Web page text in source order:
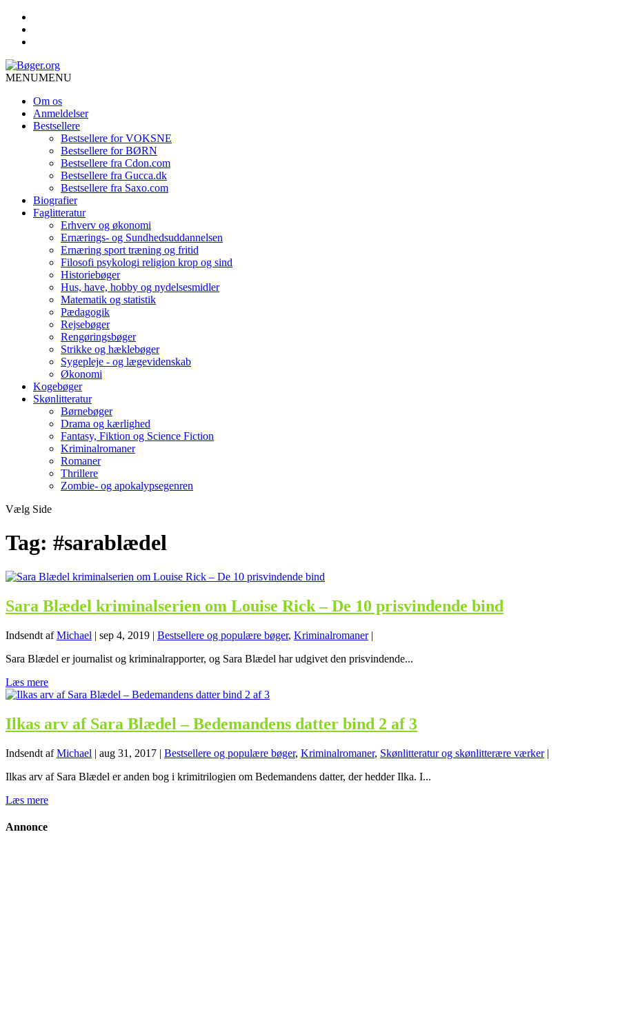
MENUMENU
Om os
Anmeldelser
Bestsellere
Bestsellere for VOKSNE
Bestsellere for BØRN
Bestsellere fra Cdon.com
Bestsellere fra Gucca.dk
Bestsellere fra Saxo.com
Biografier
Faglitteratur
Erhverv og økonomi
Ernærings- og Sundhedsuddannelsen
Ernæring sport træning og fritid
Filosofi psykologi religion krop og sind
Historiebøger
Hus, have, hobby og nydelsesmidler
Matematik og statistik
Pædagogik
Rejsebøger
Rengøringsbøger
Strikke og hæklebøger
Sygepleje - og lægevidenskab
Økonomi
Kogebøger
Skønlitteratur
Børnebøger
Drama og kærlighed
Fantasy, Fiktion og Science Fiction
Kriminalromaner
Romaner
Thrillere
Zombie- og apokalypsegenren
Vælg Side
Tag: #sarablædel
Sara Blædel kriminalserien om Louise Rick – De 10 prisvindende bind
Indsendt afMichael | sep 4, 2019 | Bestsellere og populære bøger, Kriminalromaner|
Sara Blædel er journalist og kriminalrapporter, og Sara Blædel har udgivet den prisvindende...
Læs mere
Ilkas arv af Sara Blædel – Bedemandens datter bind 2 af 3
Indsendt afMichael | aug 31, 2017 | Bestsellere og populære bøger, Kriminalromaner, Skønlitteratur og skønlitterære værker|
Ilkas arv af Sara Blædel er anden bog i krimitrilogien om Bedemandens datter, der hedder Ilka. I...
Læs mere
Annonce